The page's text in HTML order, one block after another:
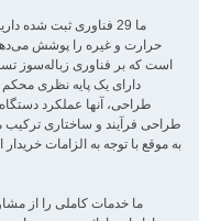
ما 29 فناوری ثبت شده
حرارت و غیره را پوشش
است که بر فناوری زباله‌سوز
دارای یک پایه نظری
طراحی، آنها عملکرد
طراحی فرآیند و ساختاری
به موقع با توجه به الزامات
ما خدمات کاملی را از